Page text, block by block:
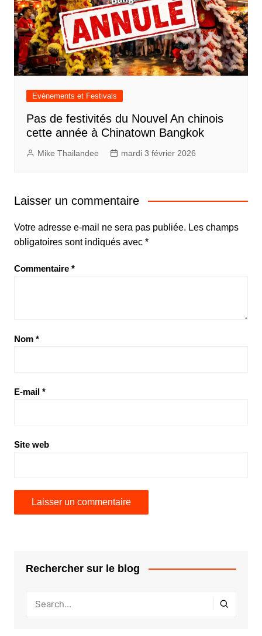
Evénements et Festivals
Pas de festivités du Nouvel An chinois
cette année à Chinatown Bangkok
Mike Thailandee mardi 3 février 2026
Laisser un commentaire
Votre adresse e-mail ne sera pas publiée. Les champs
obligatoires sont indiqués avec *
Commentaire *
Nom *
E-mail *
Site web
Rechercher sur le blog